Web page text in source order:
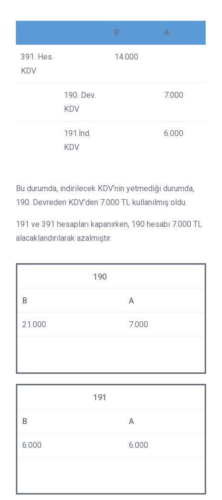
B A
391. Hes.
KDV
14.000
190. Dev.
KDV
7.000
191.İnd.
KDV
6.000
Bu durumda, indirilecek KDV’nin yetmediği durumda,
190. Devreden KDV’den 7.000 TL kullanılmış oldu.
191 ve 391 hesapları kapanırken, 190 hesabı 7.000 TL
alacaklandırılarak azalmıştır.
190
B A
21.000 7.000
191
B A
6.000 6.000